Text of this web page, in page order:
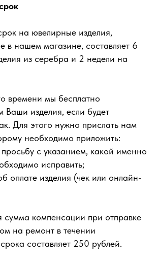
на ювелирные изделия,
в нашем магазине, составляет 6
из серебра и 2 недели на
времени мы бесплатно
Ваши изделия, если будет
Для этого нужно прислать нам
необходимо приложить:
с указанием, какой именно
исправить;
оплате изделия (чек или онлайн-
компенсации при отправке
на ремонт в течении
составляет 250 рублей.